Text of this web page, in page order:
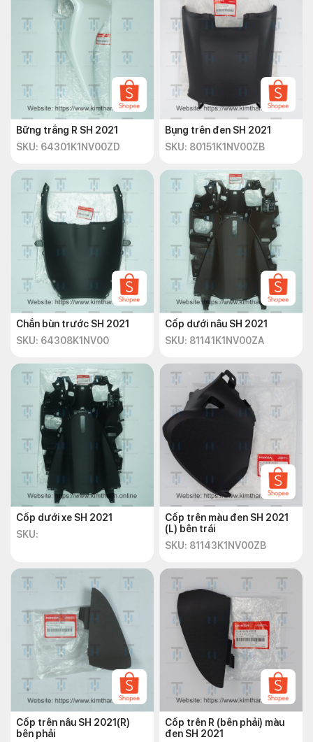
Bững trắng R SH 2021
SKU: 64301K1NV00ZD
Bụng trên đen SH 2021
SKU: 80151K1NV00ZB
Chắn bùn trước SH 2021
SKU: 64308K1NV00
Cốp dưới nâu SH 2021
SKU: 81141K1NV00ZA
Cốp dưới xe SH 2021
SKU:
Cốp trên màu đen SH 2021
(L) bên trái
SKU: 81143K1NV00ZB
Cốp trên nâu SH 2021(R)
bên phải
Cốp trên R (bên phải) màu
đen SH 2021